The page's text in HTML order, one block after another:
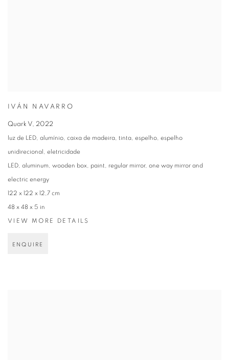
IVÁN NAVARRO
Quark V, 2022
luz de LED, alumínio, caixa de madeira, tinta, espelho, espelho
unidirecional, eletricidade
LED, aluminum, wooden box, paint, regular mirror, one way mirror and
electric energy
122 x 122 x 12,7 cm
48 x 48 x 5 in
VIEW MORE DETAILS
ENQUIRE